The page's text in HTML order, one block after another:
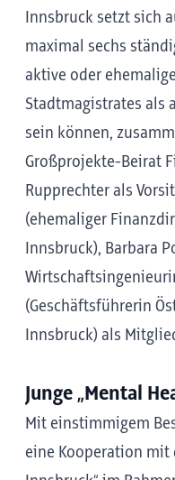
Innsbruck setzt sich
maximal sechs
aktive oder
Stadtmagistrates als
sein können,
Großprojekte-Beirat
Rupprechter als
(ehemaliger
Innsbruck), Barbara
(Geschäftsführerin
Innsbruck) als
Junge „Mental
Mit einstimmigem
eine Kooperation mit